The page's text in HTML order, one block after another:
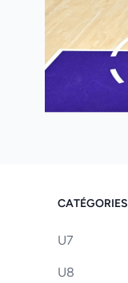
CATÉGORIES
U7
U8